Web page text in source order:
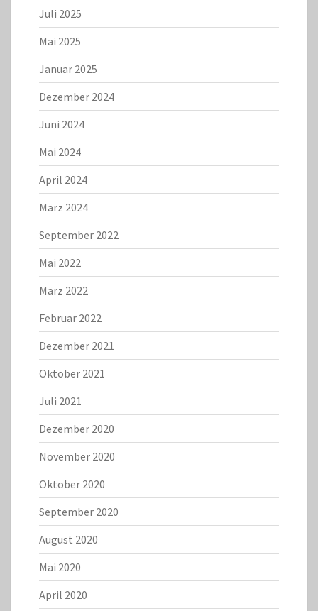
Juli 2025
Mai 2025
Januar 2025
Dezember 2024
Juni 2024
Mai 2024
April 2024
März 2024
September 2022
Mai 2022
März 2022
Februar 2022
Dezember 2021
Oktober 2021
Juli 2021
Dezember 2020
November 2020
Oktober 2020
September 2020
August 2020
Mai 2020
April 2020